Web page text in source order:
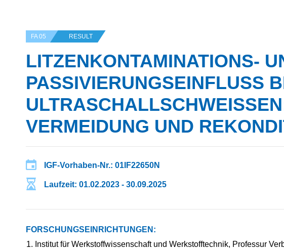
FA 05 RESULT
LITZENKONTAMINATIONS-
PASSIVIERUNGSEINFLUSS
ERMEIDUNG UND
IGF-Vorhaben-Nr.: 01IF22650N
Laufzeit: 01.02.2023 - 30.09.2025
FORSCHUNGSEINRICHTUNGEN:
Institut für Werkstoffwissenschaft und Werkstofftechnik, Professur